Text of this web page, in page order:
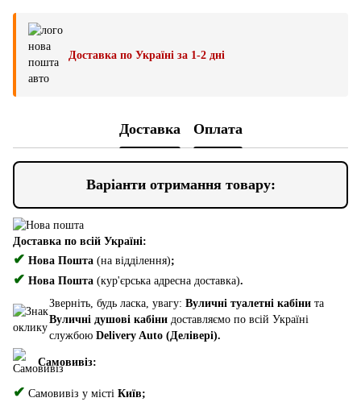
Доставка по Україні за 1-2 дні
Доставка Оплата
Варіанти отримання товару:
Доставка по всій Україні:
✔ Нова Пошта (на відділення);
✔ Нова Пошта (кур'єрська адресна доставка).
Зверніть, будь ласка, увагу: Вуличні туалетні кабіни та
Вуличні душові кабіни доставляємо по всій Україні
службою Delivery Auto (Делівері).
Самовивіз:
✔ Самовивіз у місті Київ;